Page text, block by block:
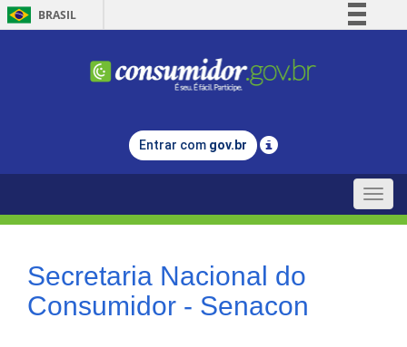
BRASIL
Comunica BR
Legislação
Entrar com gov.br
Toggle
Secretaria Nacional do
Consumidor - Senacon